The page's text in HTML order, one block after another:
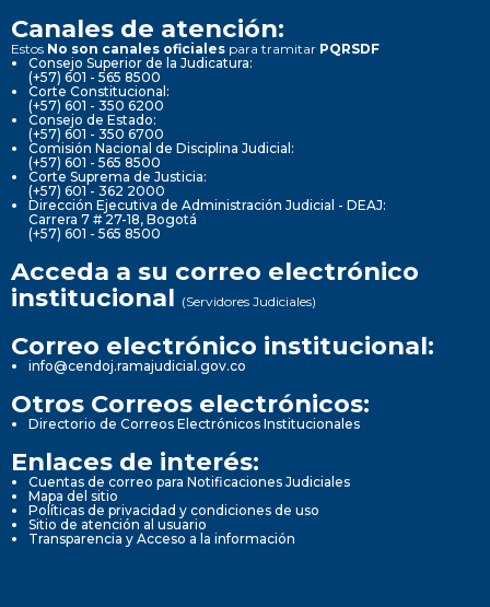
Canales de atención:
Estos No son canales oficiales para tramitar PQRSDF
Consejo Superior de la Judicatura:
(+57) 601 - 565 8500
Corte Constitucional:
(+57) 601 - 350 6200
Consejo de Estado:
(+57) 601 - 350 6700
Comisión Nacional de Disciplina Judicial:
(+57) 601 - 565 8500
Corte Suprema de Justicia:
(+57) 601 - 362 2000
Dirección Ejecutiva de Administración Judicial - DEAJ:
Carrera 7 # 27-18, Bogotá
(+57) 601 - 565 8500
Acceda a su correo electrónico
institucional (Servidores Judiciales)
Correo electrónico institucional:
info@cendoj.ramajudicial.gov.co
Otros Correos electrónicos:
Directorio de Correos Electrónicos Institucionales
Enlaces de interés:
Cuentas de correo para Notificaciones Judiciales
Mapa del sitio
Políticas de privacidad y condiciones de uso
Sitio de atención al usuario
Transparencia y Acceso a la información